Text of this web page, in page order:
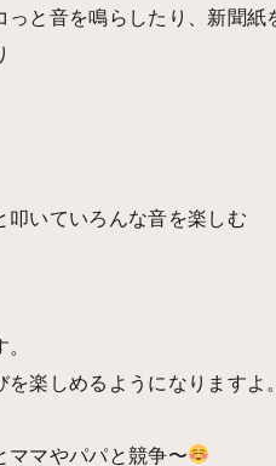
と音を鳴らしたり、新聞紙
いていろんな音を楽しむ
を楽しめるようになりますよ
マやパパと競争〜